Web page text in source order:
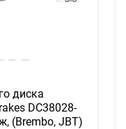
диска
DC38028-
(Brembo, JBT)